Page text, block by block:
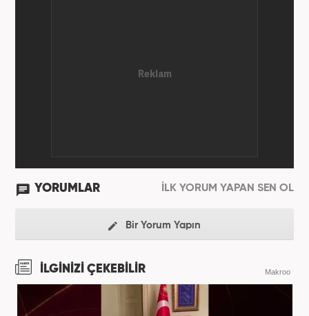
ve teknoloji kategorilerinde birçok haber ve
YORUMLAR İLK YORUM YAPAN SEN OL
Bir Yorum Yapın
İLGİNİZİ ÇEKEBİLİR Makroo